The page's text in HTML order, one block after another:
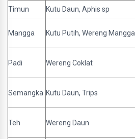
Timun Kutu Daun, Aphis sp
Mangga Kutu Putih, Wereng Mangga
Padi Wereng Coklat
Semangka Kutu Daun, Trips
Teh Wereng Daun